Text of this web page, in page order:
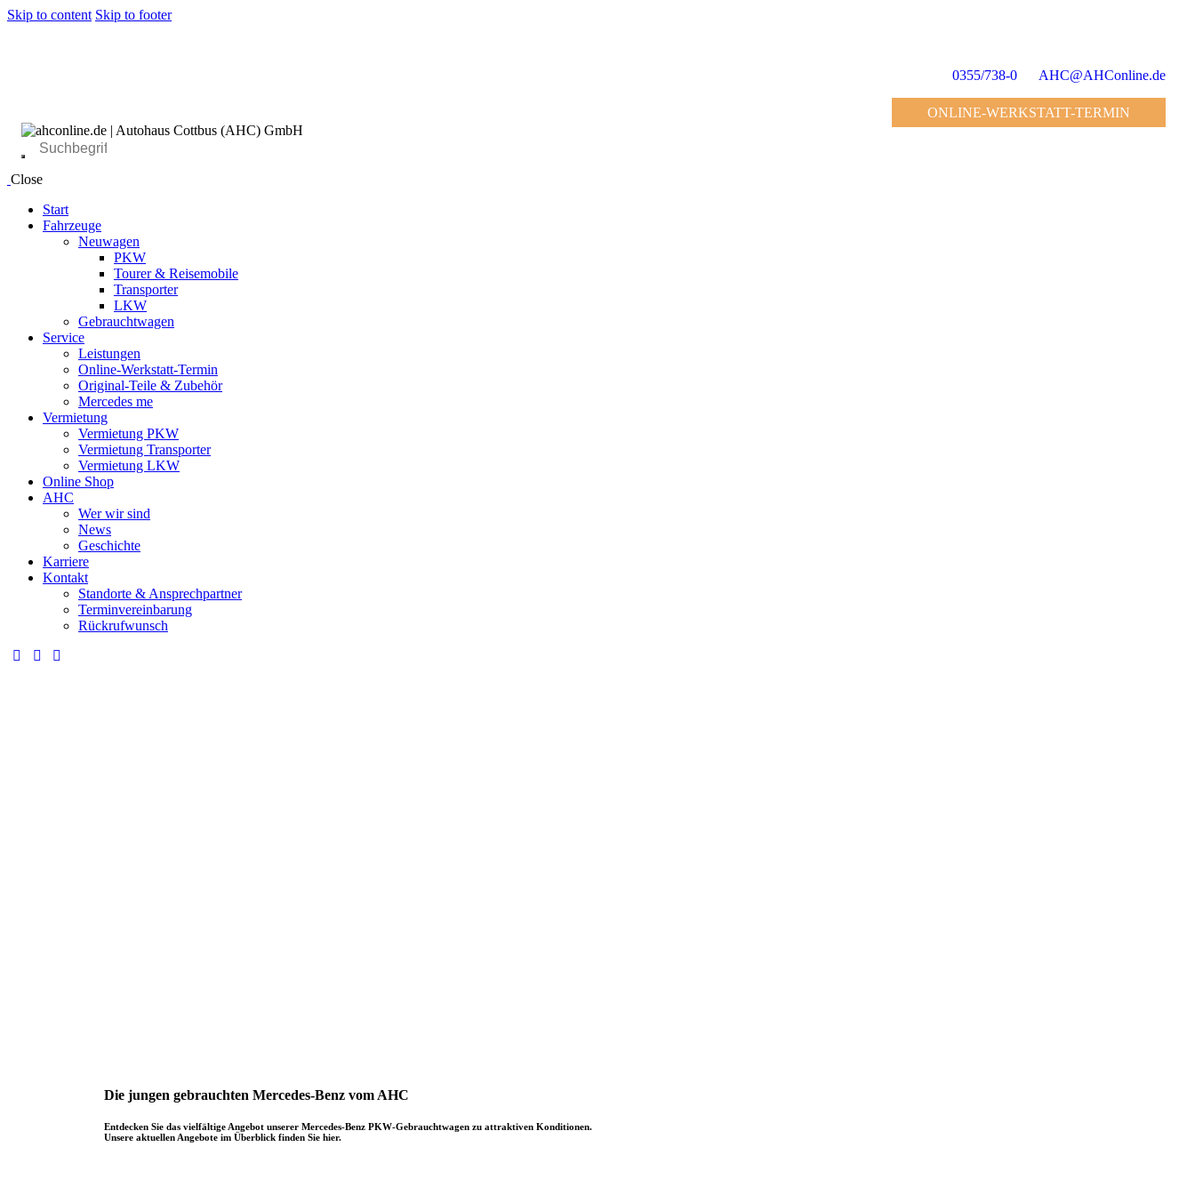
Skip to content Skip to footer
0355/738-0 AHC@AHConline.de
ONLINE-WERKSTATT-TERMIN
Close
Start
Fahrzeuge
Neuwagen
PKW
Tourer & Reisemobile
Transporter
LKW
Gebrauchtwagen
Service
Leistungen
Online-Werkstatt-Termin
Original-Teile & Zubehör
Mercedes me
Vermietung
Vermietung PKW
Vermietung Transporter
Vermietung LKW
Online Shop
AHC
Wer wir sind
News
Geschichte
Karriere
Kontakt
Standorte & Ansprechpartner
Terminvereinbarung
Rückrufwunsch
Die jungen gebrauchten Mercedes-Benz vom AHC
Entdecken Sie das vielfältige Angebot unserer Mercedes-Benz PKW-Gebrauchtwagen zu attraktiven Konditionen.
Unsere aktuellen Angebote im Überblick finden Sie hier.